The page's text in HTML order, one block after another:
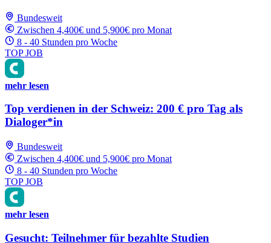
Bundesweit
Zwischen 4,400€ und 5,900€ pro Monat
8 - 40 Stunden pro Woche
TOP JOB
mehr lesen
Top verdienen in der Schweiz: 200 € pro Tag als
Dialoger*in
Bundesweit
Zwischen 4,400€ und 5,900€ pro Monat
8 - 40 Stunden pro Woche
TOP JOB
mehr lesen
Gesucht: Teilnehmer für bezahlte Studien